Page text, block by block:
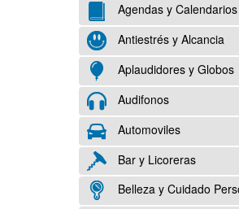
Agendas y Calendarios
Antiestrés y Alcancia
Aplaudidores y Globos
Audifonos
Automoviles
Bar y Licoreras
Belleza y Cuidado